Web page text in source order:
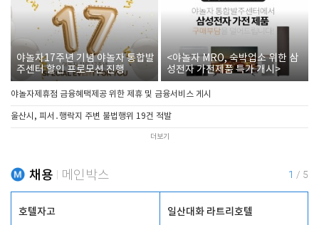
야놀자17주년 기념 야놀자 통합발
주센터 할인 프로모션 진행
<야놀자 MRO, 숙박업소 위한 삼
성전자 가전제품 특가 개시>
야놀자제휴점 금융혜택제공 위한 제휴 및 금융서비스 게시
울산시, 피서․행락지 주변 불법행위 19건 적발
더보기
채용 메인박스 1 / 5
호텔자고 일산대화 라트리호텔